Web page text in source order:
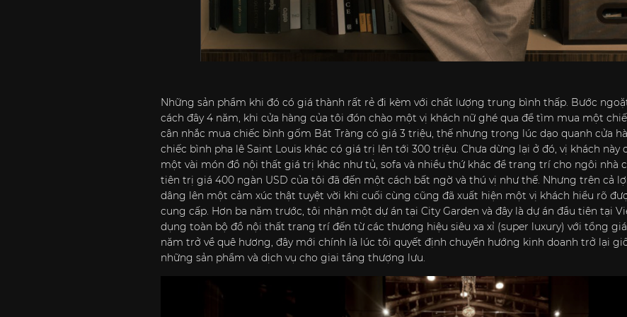
Những sản phẩm khi đó có giá thành rất rẻ đi kèm với chất lượng trung bình thấp. Bước
cách đây 4 năm, khi cửa hàng của tôi đón chào một vị khách nữ ghé qua để tìm mua một
cân nhắc mua chiếc bình gốm Bát Tràng có giá 3 triệu, thế nhưng trong lúc dạo quanh cửa
chiếc bình pha lê Saint Louis khác có giá trị lên tới 300 triệu. Chưa dừng lại ở đó, vị khách
một vài món đồ nội thất giá trị khác như tủ, sofa và nhiều thứ khác để trang trí cho ngôi nhà
tiên trị giá 400 ngàn USD của tôi đã đến một cách bất ngờ và thú vị như thế. Nhưng trên cả
dâng lên một cảm xúc thật tuyệt vời khi cuối cùng cũng đã xuất hiện một vị khách hiểu rõ
cung cấp. Hơn ba năm trước, tôi nhận một dự án tại City Garden và đây là dự án đầu tiên tại
dụng toàn bộ đồ nội thất trang trí đến từ các thương hiệu siêu xa xỉ (super luxury) với tổng giá
năm trở về quê hương, đây mới chính là lúc tôi quyết định chuyển hướng kinh doanh trở lại
những sản phẩm và dịch vụ cho giai tầng thượng lưu.